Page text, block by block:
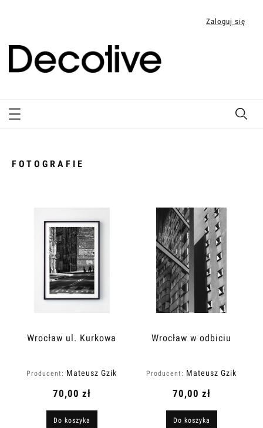
Zaloguj się
FOTOGRAFIE
Wrocław ul. Kurkowa
Producent: Mateusz Gzik
70,00 zł
Do koszyka
Wrocław w odbiciu
Producent: Mateusz Gzik
70,00 zł
Do koszyka